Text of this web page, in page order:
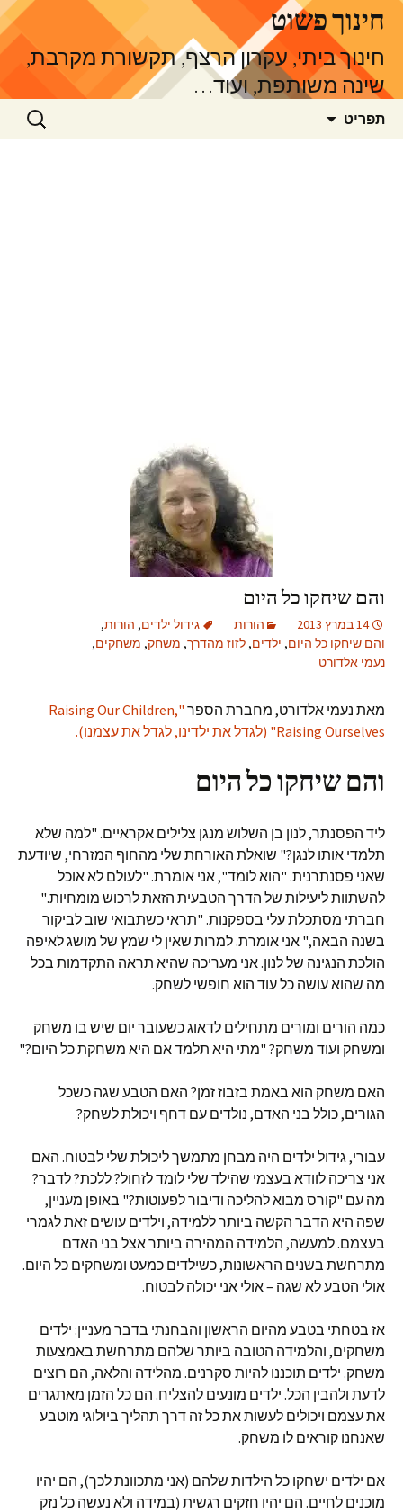
לדלג
לתוכןחינוך פשוט
חינוך ביתי, עקרון הרצף, תקשורת מקרבת,
שינה משותפת, ועוד…
תפריט חיפוש:
והם שיחקו כל היום
14 במרץ 2013 הורות גידול ילדים, הורות,
והם שיחקו כל היום, ילדים, לזוז מהדרך, משחק, משחקים,
נעמי אלדורט
מאת נעמי אלדורט, מחברת הספר "Raising Our Children,
Raising Ourselves" (לגדל את ילדינו, לגדל את עצמנו).
והם שיחקו כל היום
ליד הפסנתר, לנון בן השלוש מנגן צלילים אקראיים. "למה שלא
תלמדי אותו לנגן?" שואלת האורחת שלי מהחוף המזרחי, שיודעת
שאני פסנתרנית. "הוא לומד", אני אומרת. "לעולם לא אוכל
להשתוות ליעילות של הדרך הטבעית הזאת לרכוש מומחיות."
חברתי מסתכלת עלי בספקנות. "תראי כשתבואי שוב לביקור
בשנה הבאה," אני אומרת. למרות שאין לי שמץ של מושג לאיפה
הולכת הנגינה של לנון. אני מעריכה שהיא תראה התקדמות בכל
מה שהוא עושה כל עוד הוא חופשי לשחק.
כמה הורים ומורים מתחילים לדאוג כשעובר יום שיש בו משחק
ומשחק ועוד משחק? "מתי היא תלמד אם היא משחקת כל היום?"
האם משחק הוא באמת בזבוז זמן? האם הטבע שגה כשכל
הגורים, כולל בני האדם, נולדים עם דחף ויכולת לשחק?
עבורי, גידול ילדים היה מבחן מתמשך ליכולת שלי לבטוח. האם
אני צריכה לוודא בעצמי שהילד שלי לומד לזחול? ללכת? לדבר?
מה עם "קורס מבוא להליכה ודיבור לפעוטות?" באופן מעניין,
שפה היא הדבר הקשה ביותר ללמידה, וילדים עושים זאת לגמרי
בעצמם. למעשה, הלמידה המהירה ביותר אצל בני האדם
מתרחשת בשנים הראשונות, כשילדים כמעט ומשחקים כל היום.
אולי הטבע לא שגה – אולי אני יכולה לבטוח.
אז בטחתי בטבע מהיום הראשון והבחנתי בדבר מעניין: ילדים
משחקים, והלמידה הטובה ביותר שלהם מתרחשת באמצעות
משחק. ילדים תוכננו להיות סקרנים. מהלידה והלאה, הם רוצים
לדעת ולהבין הכל. ילדים מונעים להצליח. הם כל הזמן מאתגרים
את עצמם ויכולים לעשות את כל זה דרך תהליך ביולוגי מוטבע
שאנחנו קוראים לו משחק.
אם ילדים ישחקו כל הילדות שלהם (אני מתכוונת לכך), הם יהיו
מוכנים לחיים. הם יהיו חזקים רגשית (במידה ולא נעשה כל נזק